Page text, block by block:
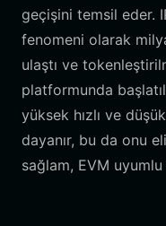
geçişini temsil eder.
fenomeni olarak
ulaştı ve
platformunda
yüksek hızlı ve
dayanır, bu da onu
sağlam, EVM